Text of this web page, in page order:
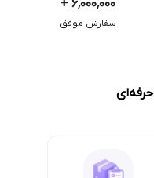
۶٬۰۰۰٬۰۰۰ +
سفارش موفق